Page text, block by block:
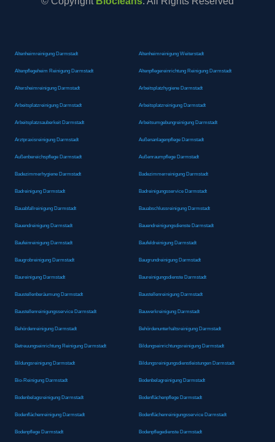
Altenheimreinigung Darmstadt Altenheimreinigung Weiterstadt
Altenpflegeheim Reinigung Darmstadt Altenpflegereinrichtung Reinigung Darmstadt
Altersheimreinigung Darmstadt Arbeitsplatzhygiene Darmstadt
Arbeitsplatzreinigung Darmstadt Arbeitsplatzreinigung Darmstadt
Arbeitsplatzsauberkeit Darmstadt Arbeitsumgebungreinigung Darmstadt
Arztpraxisreinigung Darmstadt Außenanlagenpflege Darmstadt
Außenbereichspflege Darmstadt Außenraumpflege Darmstadt
Badezimmerhygiene Darmstadt Badezimmerreinigung Darmstadt
Badreinigung Darmstadt Badreinigungsservice Darmstadt
Bauabfallreinigung Darmstadt Bauabschlussreinigung Darmstadt
Bauendreinigung Darmstadt Bauendreinigungsdienste Darmstadt
Baufeinreinigung Darmstadt Baufeldreinigung Darmstadt
Baugrobreinigung Darmstadt Baugrundreinigung Darmstadt
Baureinigung Darmstadt Baureinigungsdienste Darmstadt
Baustellenberäumung Darmstadt Baustellenreinigung Darmstadt
Baustellenreinigungsservice Darmstadt Bauwerkreinigung Darmstadt
Behördenreinigung Darmstadt Behördenunterhaltsreinigung Darmstadt
Betreuungseinrichtung Reinigung Darmstadt Bildungseinrichtungsreinigung Darmstadt
Bildungsreinigung Darmstadt Bildungsreinigungsdienstleistungen Darmstadt
Bio-Reinigung Darmstadt Bodenbelagreinigung Darmstadt
Bodenbelagsreinigung Darmstadt Bodenflächenpflege Darmstadt
Bodenflächenreinigung Darmstadt Bodenflächenreinigungsservice Darmstadt
Bodenpflege Darmstadt Bodenpflegedienste Darmstadt